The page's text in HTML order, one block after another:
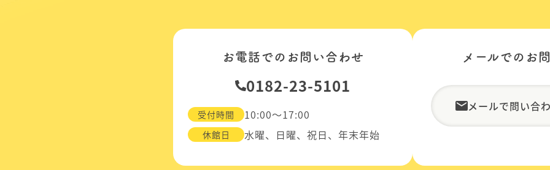
お電話でのお問い合わせ
0182-23-5101
受付時間 10:00～17:00
休館日 水曜、日曜、祝日、年末年始
メールでのお
メールで問い合